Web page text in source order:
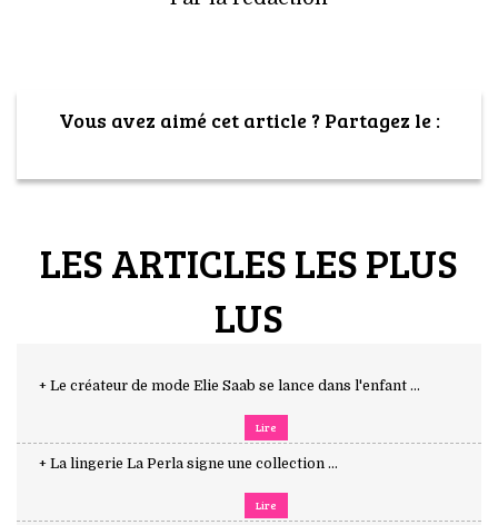
Vous avez aimé cet article ? Partagez le :
LES ARTICLES LES PLUS
LUS
+ Le créateur de mode Elie Saab se lance dans l'enfant ...
Lire
+ La lingerie La Perla signe une collection ...
Lire